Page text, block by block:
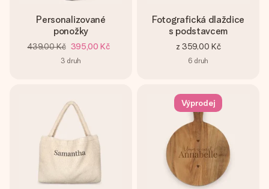
Personalizované
ponožky
439,00 Kč 395,00 Kč
3 druh
Fotografická dlaždice
s podstavcem
z 359,00 Kč
6 druh
Výprodej